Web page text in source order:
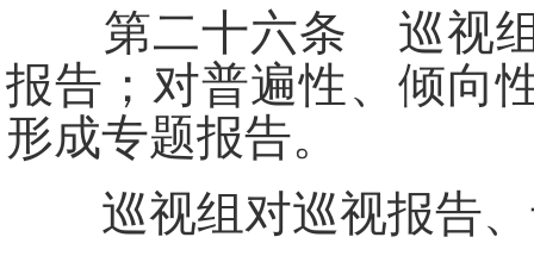
第二十六条 巡视组
报告；对普遍性、倾向
形成专题报告。
巡视组对巡视报告、